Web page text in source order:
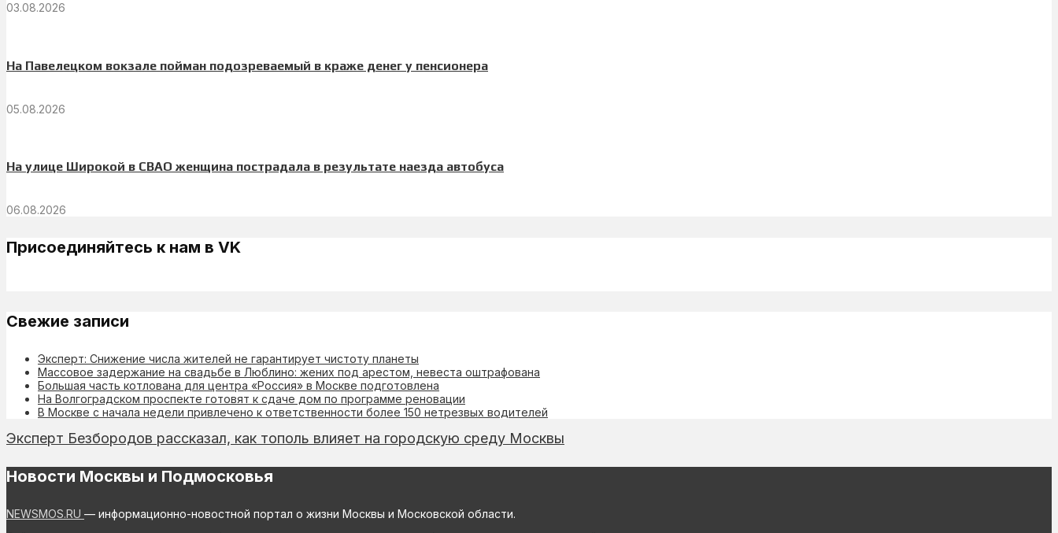
03.08.2026
На Павелецком вокзале пойман подозреваемый в краже денег у пенсионера
05.08.2026
На улице Широкой в СВАО женщина пострадала в результате наезда автобуса
06.08.2026
Присоединяйтесь к нам в VK
Свежие записи
Эксперт: Снижение числа жителей не гарантирует чистоту планеты
Массовое задержание на свадьбе в Люблино: жених под арестом, невеста оштрафована
Большая часть котлована для центра «Россия» в Москве подготовлена
На Волгоградском проспекте готовят к сдаче дом по программе реновации
В Москве с начала недели привлечено к ответственности более 150 нетрезвых водителей
Эксперт Безбородов рассказал, как тополь влияет на городскую среду Москвы
Новости Москвы и Подмосковья
NEWSMOS.RU — информационно-новостной портал о жизни Москвы и Московской области.